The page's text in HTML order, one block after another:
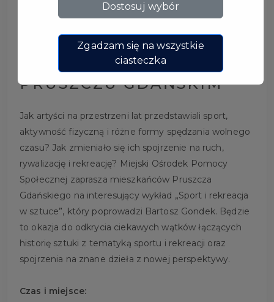
MIESZKAŃCÓW PT.
"SPORT I REKREACJA W
SZTUCE" W MOPS W
PRUSZCZU GDAŃSKIM
Jak artyści na przestrzeni lat przedstawiali sport,
aktywność fizyczną i różne formy spędzania wolnego
czasu? Jak zmieniało się ich spojrzenie na ruch,
rywalizację i rekreację? Miejski Ośrodek Pomocy
Społecznej zaprasza mieszkańców Pruszcza
Gdańskiego na interesujący wykład „Sport i rekreacja
w sztuce”, który poprowadzi Bartosz Gondek. Będzie
to okazja do odkrycia ciekawych wątków łączących
historię sztuki z tematyką sportu i rekreacji oraz
spojrzenia na znane dzieła z nowej perspektywy.
Czas i miejsce:
Dostosuj wybór
Zgadzam się na wszystkie
ciasteczka